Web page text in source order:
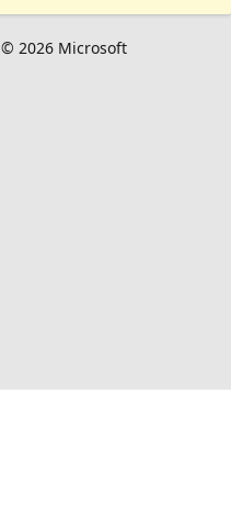
© 2026 Microsoft